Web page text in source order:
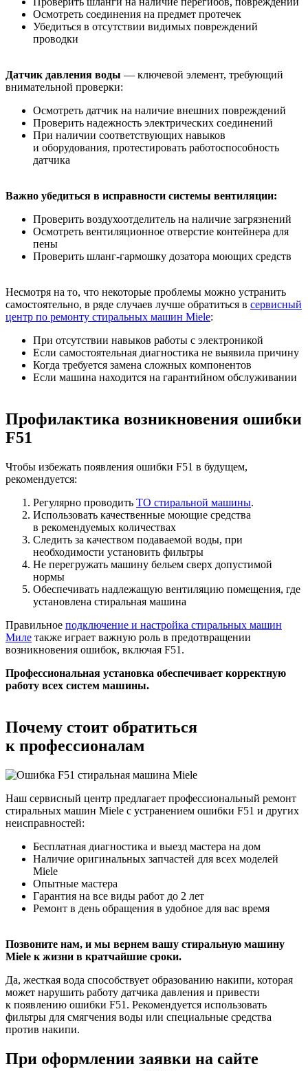
Осмотреть соединения на предмет протечек
Убедиться в отсутствии видимых повреждений
проводки
Датчик давления воды — ключевой элемент, требующий
внимательной проверки:
Осмотреть датчик на наличие внешних повреждений
Проверить надежность электрических соединений
При наличии соответствующих навыков
и оборудования, протестировать работоспособность
датчика
Важно убедиться в исправности системы вентиляции:
Проверить воздухоотделитель на наличие загрязнений
Осмотреть вентиляционное отверстие контейнера для
пены
Проверить шланг-гармошку дозатора моющих средств
Несмотря на то, что некоторые проблемы можно устранить
самостоятельно, в ряде случаев лучше обратиться в сервисный
центр по ремонту стиральных машин Miele:
При отсутствии навыков работы с электроникой
Если самостоятельная диагностика не выявила причину
Когда требуется замена сложных компонентов
Если машина находится на гарантийном обслуживании
Профилактика возникновения ошибки
F51
Чтобы избежать появления ошибки F51 в будущем,
рекомендуется:
Регулярно проводить ТО стиральной машины.
Использовать качественные моющие средства
в рекомендуемых количествах
Следить за качеством подаваемой воды, при
необходимости установить фильтры
Не перегружать машину бельем сверх допустимой
нормы
Обеспечивать надлежащую вентиляцию помещения, где
установлена стиральная машина
Правильное подключение и настройка стиральных машин
Миле также играет важную роль в предотвращении
возникновения ошибок, включая F51.
Профессиональная установка обеспечивает корректную
работу всех систем машины.
Почему стоит обратиться
к профессионалам
Наш сервисный центр предлагает профессиональный ремонт
стиральных машин Miele с устранением ошибки F51 и других
неисправностей:
Бесплатная диагностика и выезд мастера на дом
Наличие оригинальных запчастей для всех моделей
Miele
Опытные мастера
Гарантия на все виды работ до 2 лет
Ремонт в день обращения в удобное для вас время
Позвоните нам, и мы вернем вашу стиральную машину
Miele к жизни в кратчайшие сроки.
Да, жесткая вода способствует образованию накипи, которая
может нарушить работу датчика давления и привести
к появлению ошибки F51. Рекомендуется использовать
фильтры для смягчения воды или специальные средства
против накипи.
При оформлении заявки на сайте